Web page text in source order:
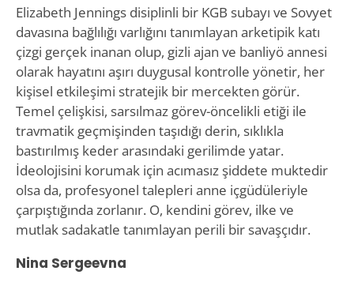
Elizabeth Jennings disiplinli bir KGB subayı ve Sovyet
davasına bağlılığı varlığını tanımlayan arketipik katı
çizgi gerçek inanan olup, gizli ajan ve banliyö annesi
olarak hayatını aşırı duygusal kontrolle yönetir, her
kişisel etkileşimi stratejik bir mercekten görür.
Temel çelişkisi, sarsılmaz görev-öncelikli etiği ile
travmatik geçmişinden taşıdığı derin, sıklıkla
bastırılmış keder arasındaki gerilimde yatar.
İdeolojisini korumak için acımasız şiddete muktedir
olsa da, profesyonel talepleri anne içgüdüleriyle
çarpıştığında zorlanır. O, kendini görev, ilke ve
mutlak sadakatle tanımlayan perili bir savaşçıdır.
Nina Sergeevna